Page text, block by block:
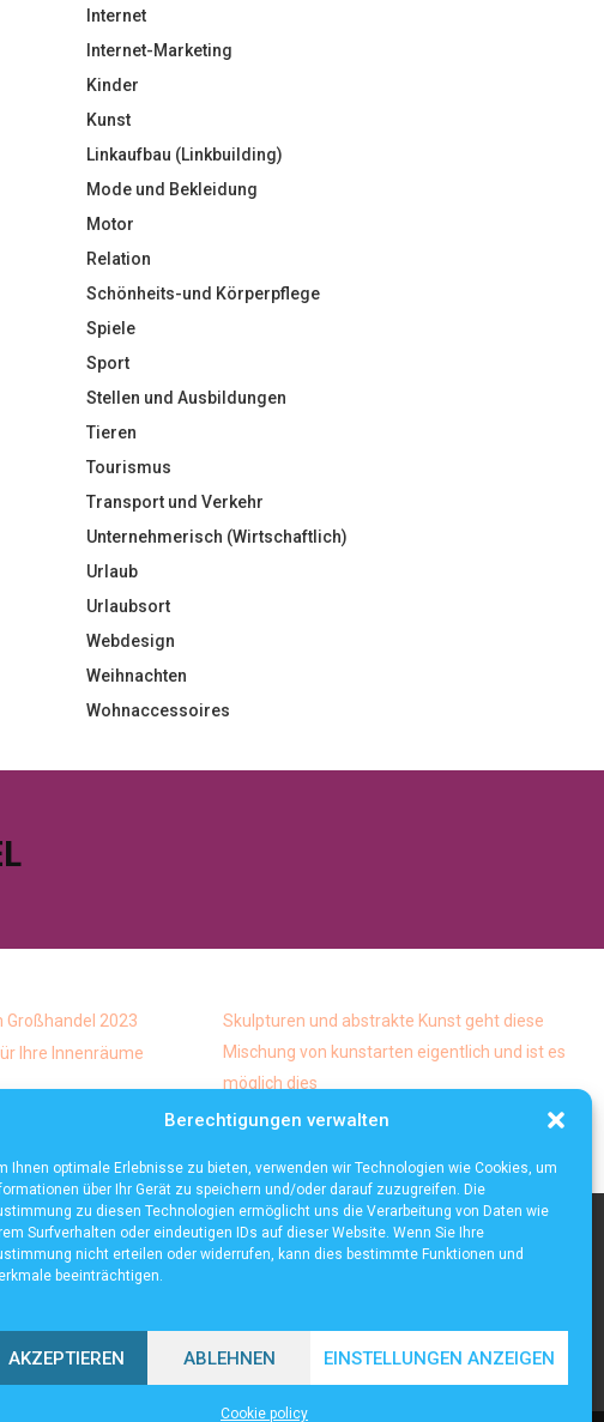
Berechtigungen verwalten
Ihnen optimale Erlebnisse zu bieten, verwenden wir Technologien wie Cookies, um
über Ihr Gerät zu speichern und/oder darauf zuzugreifen. Die
zu diesen Technologien ermöglicht uns die Verarbeitung von Daten wie
Surfverhalten oder eindeutigen IDs auf dieser Website. Wenn Sie Ihre
nicht erteilen oder widerrufen, kann dies bestimmte Funktionen und
beeinträchtigen.
AKZEPTIEREN ABLEHNEN EINSTELLUNGEN ANZEIGEN
Cookie policy
Internet
Internet-Marketing
Kinder
Kunst
Linkaufbau (Linkbuilding)
Mode und Bekleidung
Motor
Relation
Schönheits-und Körperpflege
Spiele
Sport
Stellen und Ausbildungen
Tieren
Tourismus
Transport und Verkehr
Unternehmerisch (Wirtschaftlich)
Urlaub
Urlaubsort
Webdesign
Weihnachten
Wohnaccessoires
Großhandel 2023
Ihre Innenräume
Skulpturen und abstrakte Kunst geht diese
Mischung von kunstarten eigentlich und ist es
möglich dies
Die häufigsten Mythen über die